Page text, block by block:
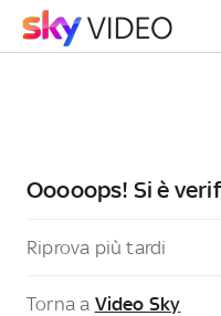
Ooooops! Si è
Riprova più tardi
Torna a Video Sky